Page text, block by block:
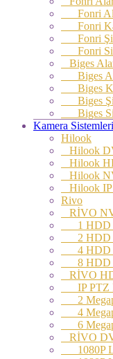
Fonri
Fonri
Fonri
Fonri
Biges
Biges
Biges
Biges
Biges
Kamera Sistemleri
Hilook
Hilook
Hilook
Hilook
Hilook IP
Rivo
RİVO
1 HDD
2 HDD
4 HDD
8 HDD
RİVO
IP PTZ
2
4
6
RİVO
1080P